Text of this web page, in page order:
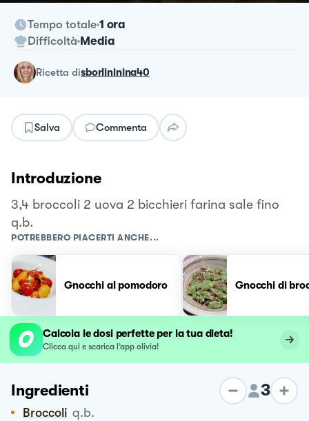
Tempo totale 1 ora
Difficoltà Media
ricetta disborlininina40
Salva Commenta
Introduzione
3,4 broccoli 2 uova 2 bicchieri farina sale fino
q.b.
POTREBBERO PIACERTI ANCHE...
Gnocchi al pomodoro Gnocchi di
Calcola le dosi perfette per la tua dieta!
Clicca qui e scarica l’app olivia!
Ingredienti 3
Broccoli q.b.